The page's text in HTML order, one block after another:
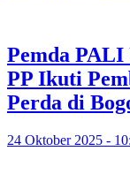
Pemda PALI
PP Ikuti
Perda di
24 Oktober 2025 -